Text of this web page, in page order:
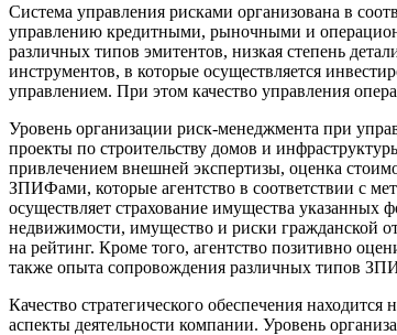
Система управления рисками организована в
управлению кредитными, рыночными и
различных типов эмитентов, низкая степень
инструментов, в которые осуществляется
управлением. При этом качество управления
Уровень организации риск-менеджмента при
проекты по строительству домов и
привлечением внешней экспертизы, оценка
ЗПИФами, которые агентство в соответствии с
осуществляет страхование имущества
недвижимости, имущество и риски гражданской
на рейтинг. Кроме того, агентство позитивно
также опыта сопровождения различных типов
Качество стратегического обеспечения
аспекты деятельности компании. Уровень